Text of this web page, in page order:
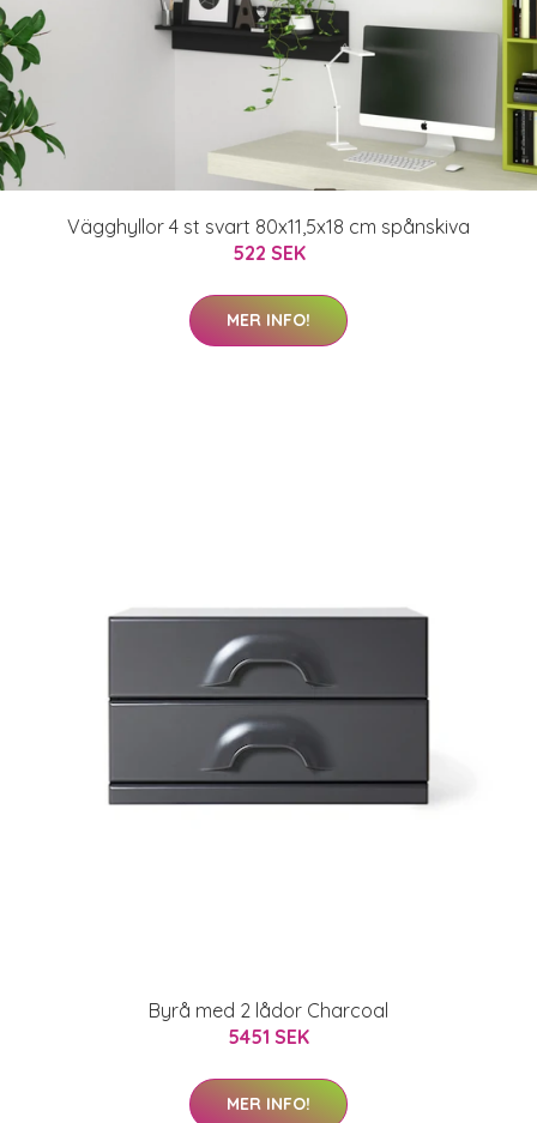
Vägghyllor 4 st svart 80x11,5x18 cm spånskiva
522 SEK
MER INFO!
Byrå med 2 lådor Charcoal
5451 SEK
MER INFO!